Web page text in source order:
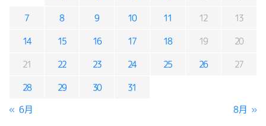
7 8 9 10 11 12 13
14 15 16 17 18 19 20
21 22 23 24 25 26 27
28 29 30 31
« 6月 8月 »